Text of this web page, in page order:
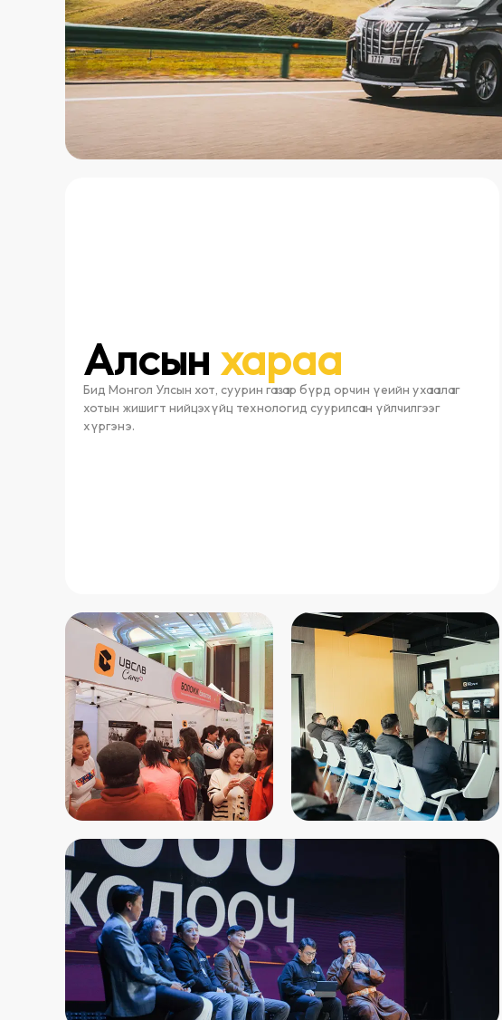
Алсын хараа
Бид Монгол Улсын хот, суурин газар бүрд орчин үеийн ухаалаг
хотын жишигт нийцэхүйц технологид суурилсан үйлчилгээг
хүргэнэ.